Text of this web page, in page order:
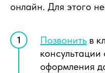
онлайн. Для этого
Позвонить в
оформления